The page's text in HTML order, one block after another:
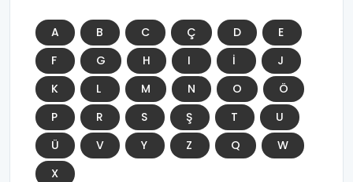
A B C Ç D
E
F
G H I İ
J
K
L M N O
Ö
P
R S Ş T
U
Ü
V Y Z Q
W
X